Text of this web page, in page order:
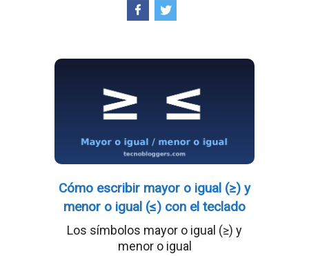
Cómo escribir mayor o igual (≥) y
menor o igual (≤) con el teclado
Los símbolos mayor o igual (≥) y
menor o igual